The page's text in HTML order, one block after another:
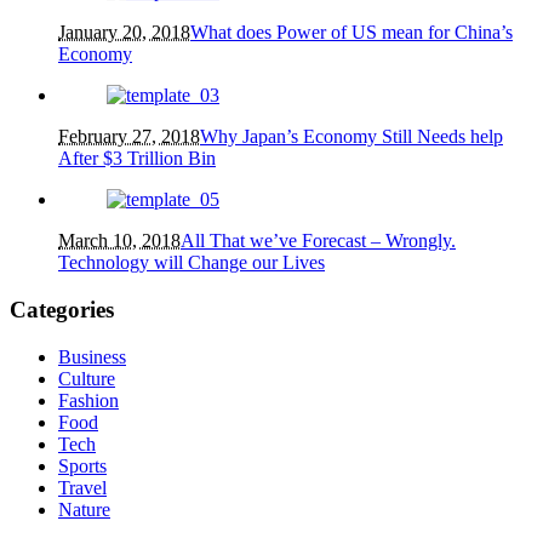
January 20, 2018What does Power of US mean for China’s
Economy
February 27, 2018Why Japan’s Economy Still Needs help
After $3 Trillion Bin
March 10, 2018All That we’ve Forecast – Wrongly.
Technology will Change our Lives
Categories
Business
Culture
Fashion
Food
Tech
Sports
Travel
Nature